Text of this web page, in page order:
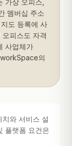
가상 오피스,
멤버십 주소
도 등록에 사
피스도 자격
사업체가
의
와 서비스 설
플랫폼 요건은